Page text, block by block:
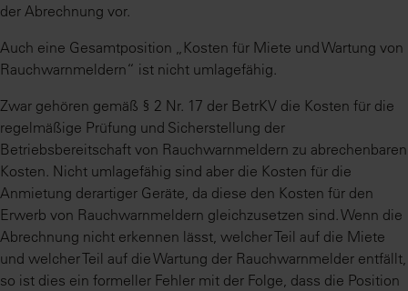
der Abrechnung vor.
Auch eine Gesamtposition „Kosten für Miete und Wartung von
Rauchwarnmeldern“ ist nicht umlagefähig.
Zwar gehören gemäß § 2 Nr. 17 der BetrKV die Kosten für die
regelmäßige Prüfung und Sicherstellung der
Betriebsbereitschaft von Rauchwarnmeldern zu abrechenbaren
Kosten. Nicht umlagefähig sind aber die Kosten für die
Anmietung derartiger Geräte, da diese den Kosten für den
Erwerb von Rauchwarnmeldern gleichzusetzen sind. Wenn die
Abrechnung nicht erkennen lässt, welcher Teil auf die Miete
und welcher Teil auf die Wartung der Rauchwarnmelder entfällt,
so ist dies ein formeller Fehler mit der Folge, dass die Position